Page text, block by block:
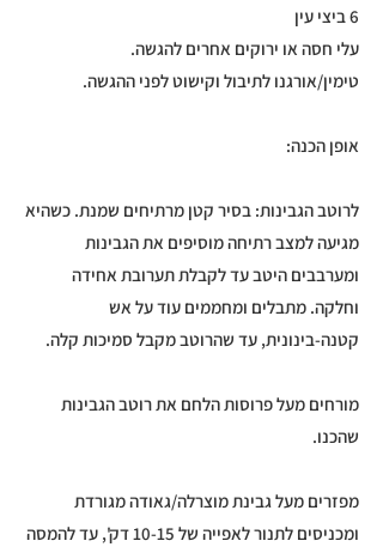
6 ביצי עין
עלי חסה או ירוקים אחרים להגשה.
טימין/אורגנו לתיבול וקישוט לפני ההגשה.
אופן הכנה:
לרוטב הגבינות: בסיר קטן מרתיחים שמנת. כשהיא
מגיעה למצב רתיחה מוסיפים את הגבינות
ומערבבים היטב עד לקבלת תערובת אחידה
וחלקה. מתבלים ומחממים עוד על אש
קטנה-בינונית, עד שהרוטב מקבל סמיכות קלה.
מורחים מעל פרוסות הלחם את רוטב הגבינות
שהכנו.
מפזרים מעל גבינת מוצרלה/גאודה מגורדת
ומכניסים לתנור לאפייה של 10-15 דק', עד להמסה